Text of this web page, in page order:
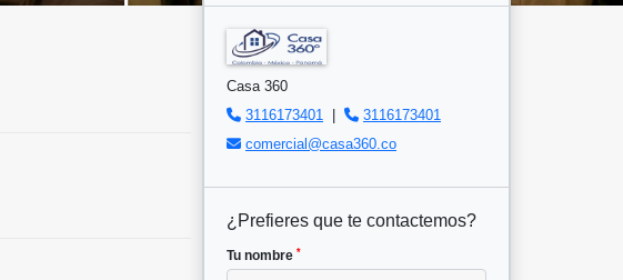
Casa 360
3116173401
3116173401
comercial@casa360.co
¿Prefieres que te contactemos?
Tu nombre *